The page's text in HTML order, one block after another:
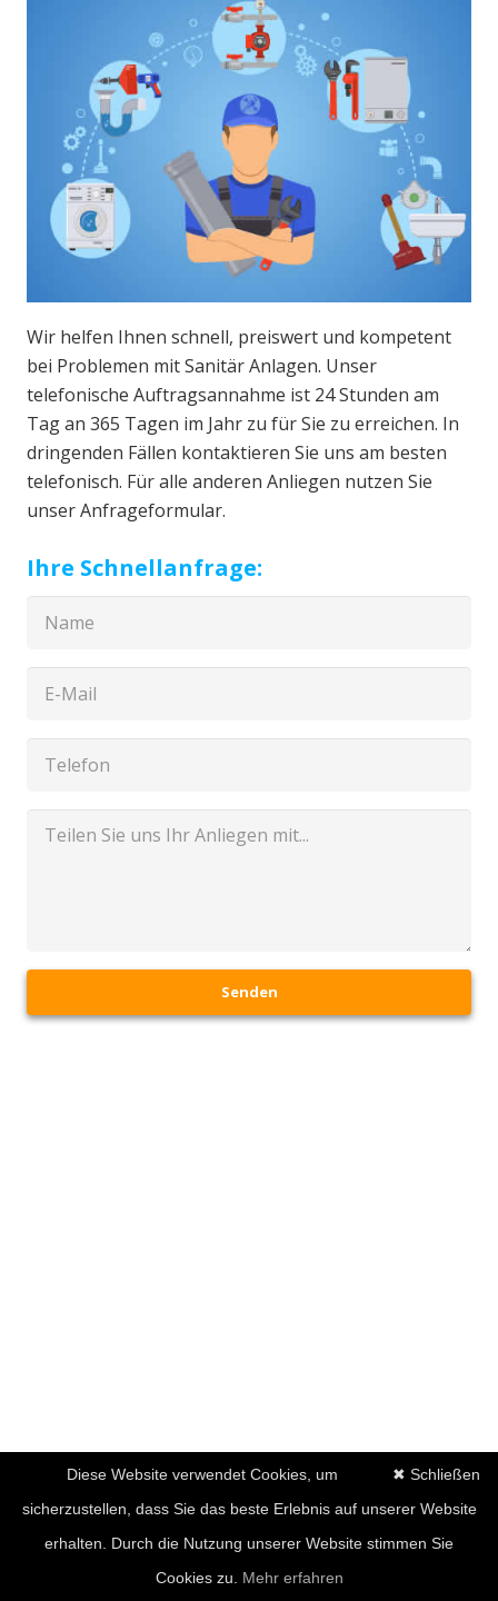
Wir helfen Ihnen schnell, preiswert und kompetent
bei Problemen mit Sanitär Anlagen. Unser
telefonische Auftragsannahme ist 24 Stunden am
Tag an 365 Tagen im Jahr zu für Sie zu erreichen. In
dringenden Fällen kontaktieren Sie uns am besten
telefonisch. Für alle anderen Anliegen nutzen Sie
unser Anfrageformular.
Ihre Schnellanfrage:
Senden
✖ Schließen
Diese Website verwendet Cookies, um
sicherzustellen, dass Sie das beste Erlebnis auf unserer Website
erhalten. Durch die Nutzung unserer Website stimmen Sie
Cookies zu. Mehr erfahren